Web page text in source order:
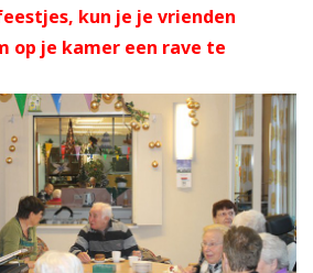
kun je je vrienden
op je kamer een rave te